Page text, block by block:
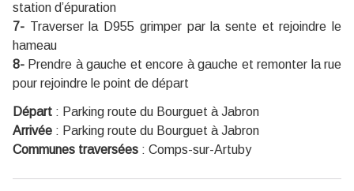
station d’épuration
7- Traverser la D955 grimper par la sente et rejoindre le
hameau
8- Prendre à gauche et encore à gauche et remonter la rue
pour rejoindre le point de départ
Départ : Parking route du Bourguet à Jabron
Arrivée : Parking route du Bourguet à Jabron
Communes traversées : Comps-sur-Artuby